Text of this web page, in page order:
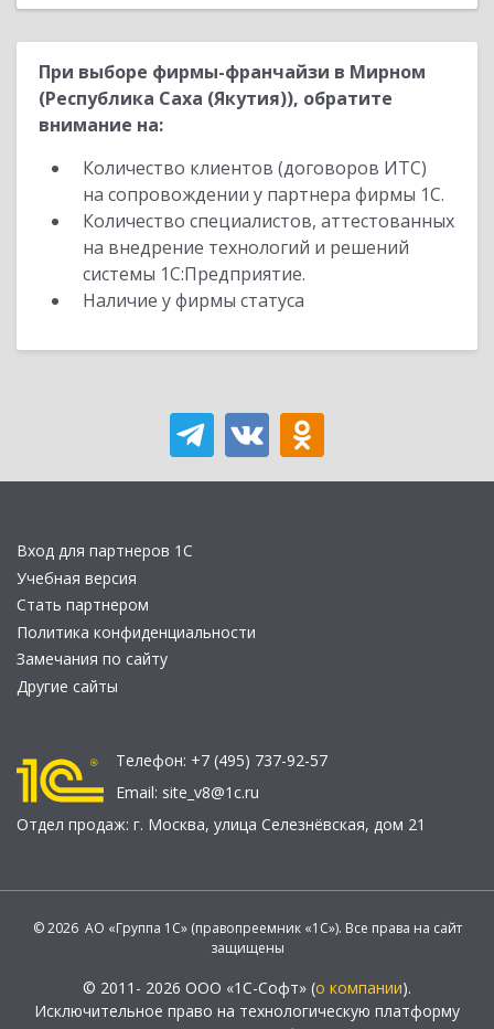
При выборе фирмы-франчайзи в Мирном
(Республика Саха (Якутия)), обратите
внимание на:
Количество клиентов (договоров ИТС)
на сопровождении у партнера фирмы 1С.
Количество специалистов, аттестованных
на внедрение технологий и решений
системы 1С:Предприятие.
Наличие у фирмы статуса
Вход для партнеров 1С
Учебная версия
Стать партнером
Политика конфиденциальности
Замечания по сайту
Другие сайты
Телефон: +7 (495) 737-92-57
Email: site_v8@1c.ru
Отдел продаж: г. Москва, улица Селезнёвская, дом 21
© 2026 АО «Группа 1С» (правопреемник «1С»). Все права на сайт
защищены
© 2011- 2026 ООО «1С-Софт» (о компании).
Исключительное право на технологическую платформу